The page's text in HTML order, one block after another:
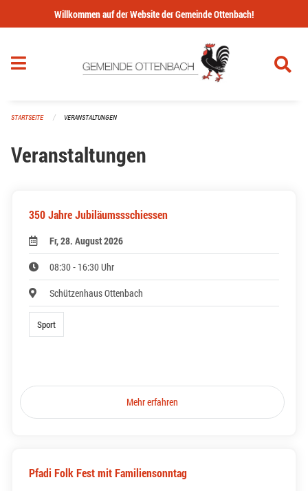
Navigation überspringen
Willkommen auf der Website der Gemeinde Ottenbach!
STARTSEITE VERANSTALTUNGEN
Veranstaltungen
350 Jahre Jubiläumssschiessen
Fr, 28. August 2026
08:30 - 16:30 Uhr
Schützenhaus Ottenbach
Sport
Mehr erfahren
Pfadi Folk Fest mit Familiensonntag